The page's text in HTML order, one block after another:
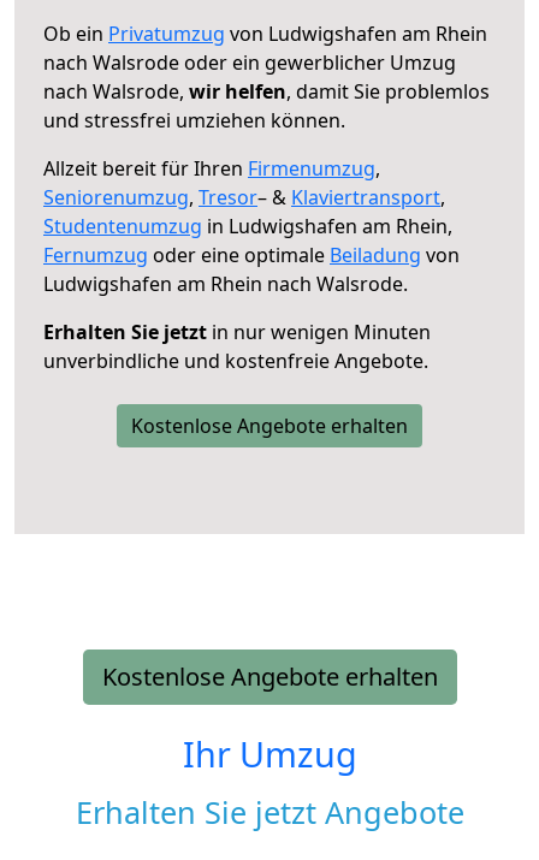
Ob ein Privatumzug von Ludwigshafen am Rhein
nach Walsrode oder ein gewerblicher Umzug
nach Walsrode, wir helfen, damit Sie problemlos
und stressfrei umziehen können.
Allzeit bereit für Ihren Firmenumzug,
Seniorenumzug, Tresor– & Klaviertransport,
Studentenumzug in Ludwigshafen am Rhein,
Fernumzug oder eine optimale Beiladung von
Ludwigshafen am Rhein nach Walsrode.
Erhalten Sie jetzt in nur wenigen Minuten
unverbindliche und kostenfreie Angebote.
Kostenlose Angebote erhalten
Kostenlose Angebote erhalten
Ihr Umzug
Erhalten Sie jetzt Angebote